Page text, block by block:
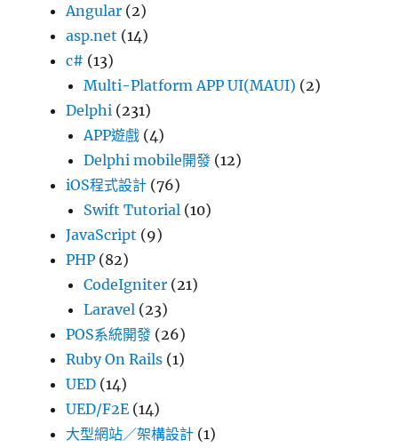
Angular (2)
asp.net (14)
c# (13)
Multi-Platform APP UI(MAUI) (2)
Delphi (231)
APP遊戲 (4)
Delphi mobile開發 (12)
iOS程式設計 (76)
Swift Tutorial (10)
JavaScript (9)
PHP (82)
CodeIgniter (21)
Laravel (23)
POS系統開發 (26)
Ruby On Rails (1)
UED (14)
UED/F2E (14)
大型網站／架構設計 (1)